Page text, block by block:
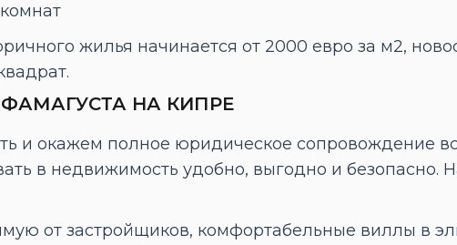
жилья начинается от 2000 евро за м2,
НА КИПРЕ
и окажем полное юридическое сопровождение
в недвижимость удобно, выгодно и безопасно.
от застройщиков, комфортабельные виллы в